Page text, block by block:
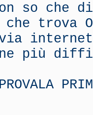
so che
trova
più